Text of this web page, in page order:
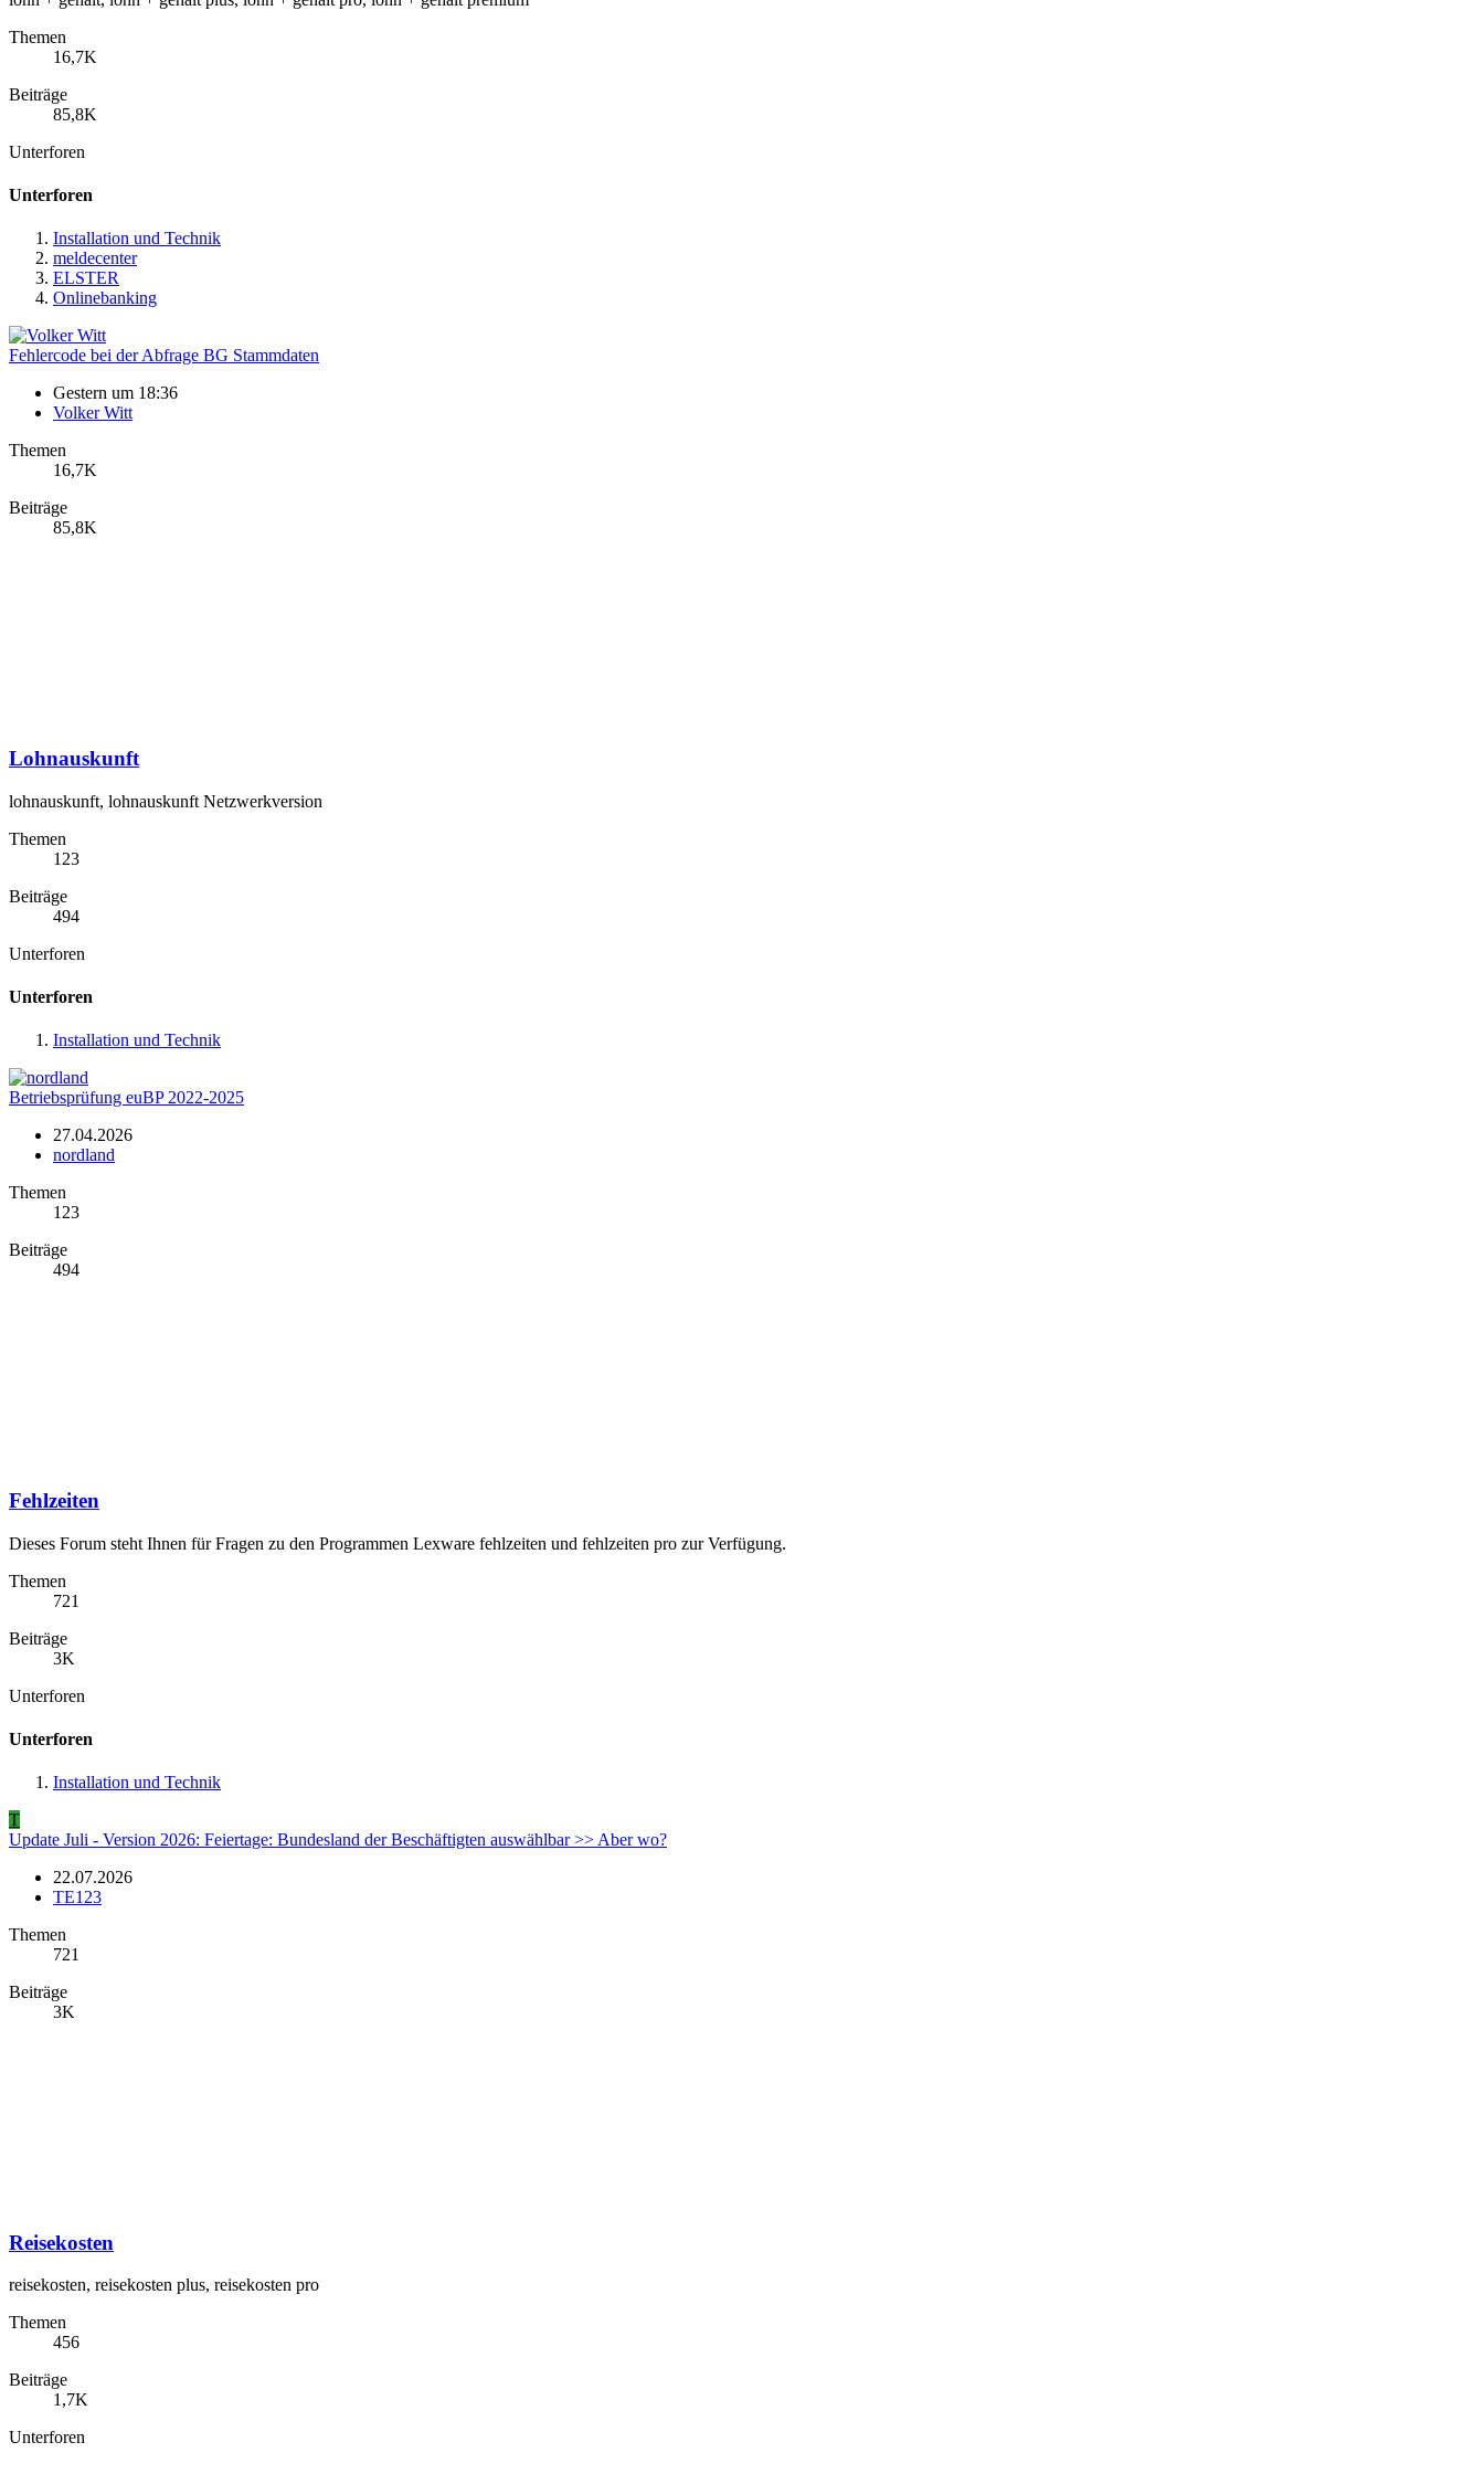
Themen
16,7K
Beiträge
85,8K
Unterforen
Unterforen
Installation und Technik
meldecenter
ELSTER
Onlinebanking
Fehlercode bei der Abfrage BG Stammdaten
Gestern um 18:36
Volker Witt
Themen
16,7K
Beiträge
85,8K
Lohnauskunft
lohnauskunft, lohnauskunft Netzwerkversion
Themen
123
Beiträge
494
Unterforen
Unterforen
Installation und Technik
Betriebsprüfung euBP 2022-2025
27.04.2026
nordland
Themen
123
Beiträge
494
Fehlzeiten
Dieses Forum steht Ihnen für Fragen zu den Programmen Lexware fehlzeiten und fehlzeiten pro zur Verfügung.
Themen
721
Beiträge
3K
Unterforen
Unterforen
Installation und Technik
T
Update Juli - Version 2026: Feiertage: Bundesland der Beschäftigten auswählbar >> Aber wo?
22.07.2026
TE123
Themen
721
Beiträge
3K
Reisekosten
reisekosten, reisekosten plus, reisekosten pro
Themen
456
Beiträge
1,7K
Unterforen